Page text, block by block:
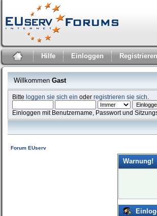
Hilfe Einloggen Registrieren
Willkommen Gast
Bitteloggen sie sich ein oderregistrieren sie sich
Einloggen mit Benutzername, Passwort und
Forum EUserv
Warnung!